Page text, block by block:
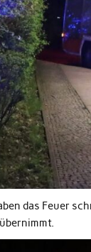
das Feuer